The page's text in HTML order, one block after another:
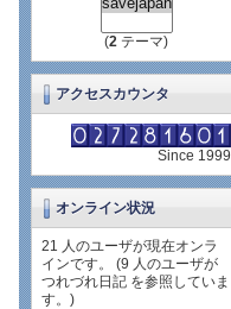
(2 テーマ)
アクセスカウンタ
Since 1999
オンライン状況
21 人のユーザが現在オンラ
インです。 (9 人のユーザが
つれづれ日記 を参照していま
す。)